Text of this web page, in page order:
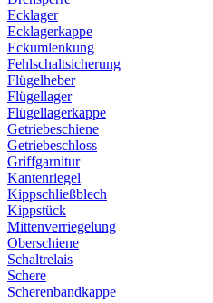
Ecklager
Ecklagerkappe
Eckumlenkung
Fehlschaltsicherung
Flügelheber
Flügellager
Flügellagerkappe
Getriebeschiene
Getriebeschloss
Griffgarnitur
Kantenriegel
Kippschließblech
Kippstück
Mittenverriegelung
Oberschiene
Schaltrelais
Schere
Scherenbandkappe